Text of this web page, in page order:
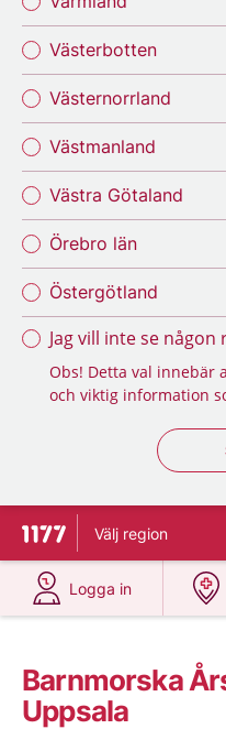
Västerbotten
Västernorrland
Västmanland
Västra Götaland
Örebro län
Östergötland
Jag vill inte se
Obs! Detta val innebär
och viktig information
Till startsidan för 1177
Välj region
Logga in
på 1177.se
Barnmorska
Uppsala